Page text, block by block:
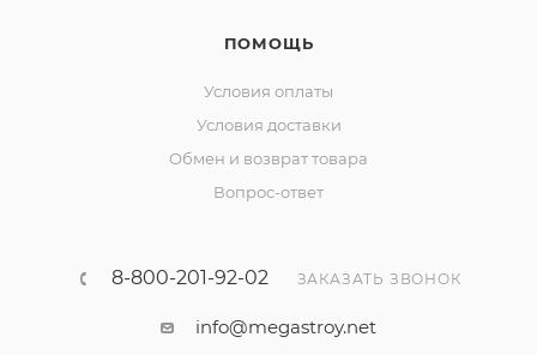
ПОМОЩЬ
Условия оплаты
Условия доставки
Обмен и возврат товара
Вопрос-ответ
8-800-201-92-02 ЗАКАЗАТЬ ЗВОНОК
info@megastroy.net